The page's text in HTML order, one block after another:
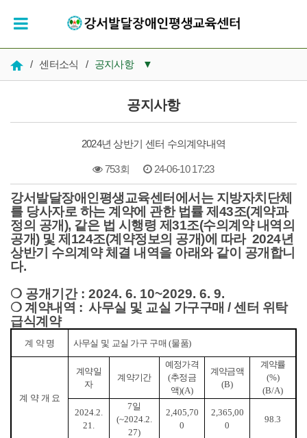
/ 센터소식 / 공지사항 ▼
우리들의 시간
인재채용
공지사항
2024년 상반기 센터 수의계약내역
753회 24-06-10 17:23
본문
강서발달장애인평생교육센터에서는 지방자치단체
를 당사자로 하는 계약에 관한 법률 제43조(계약과
정의 공개), 같은 법 시행령 제31조(수의계약 내역의
공개) 및 제124조(계약정보의 공개)에 따라 2024년
상반기 수의계약 체결 내역을 아래와 같이 공개합니
다.
❍ 공개기간 : 2024. 6. 10~2029. 6. 9.
❍ 계약내역 : 사무실 및 교실 가구구매 / 센터 위탁
급식계약
계 약 명 사무실 및 교실 가구 구매(물품)
계 약 개 요
계약일
자
계약기간
예정가격
(추정금
액)(A)
계약금액
(B)
계약률
(%)
(B/A)
2024.2.
21.
7일
(~2024.2.
27)
2,405,70
0
2,365,00
0
98.3